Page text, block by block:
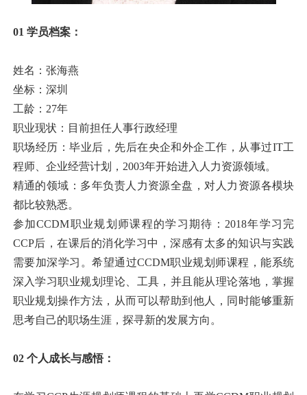
01 学员档案：
姓名：张海燕
坐标：深圳
工龄：27年
职业现状：目前担任人事行政经理
职场经历：毕业后，先后在央企和外企工作，从事过IT工
程师、企业经营计划，2003年开始进入人力资源领域。
精通的领域：多年负责人力资源全盘，对人力资源各模块
都比较熟悉。
参加CCDM职业规划师课程的学习期待：2018年学习完
CCP后，在课后的消化学习中，深感有太多的知识与实践
需要加深学习。希望通过CCDM职业规划师课程，能系统
深入学习职业规划理论、工具，并且能从理论落地，掌握
职业规划操作方法，从而可以帮助到他人，同时能够重新
思考自己的职场生涯，探寻新的发展方向。
02 个人成长与感悟：